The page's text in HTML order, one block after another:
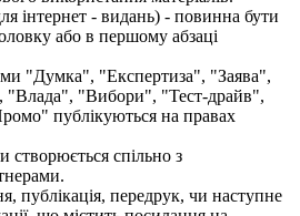
інтернет - видань) - повинна бути
або в першому абзаці
"Думка", "Експертиза", "Заява",
"Влада", "Вибори", "Тест-драйв",
публікуються на правах
створюється спільно з
публікація, передрук, чи наступне